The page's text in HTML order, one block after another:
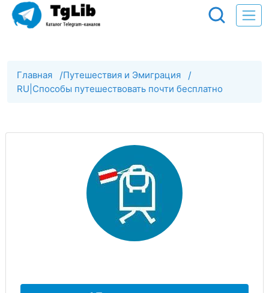
Главная /Путешествия и Эмиграция /
RU|Способы путешествовать почти бесплатно